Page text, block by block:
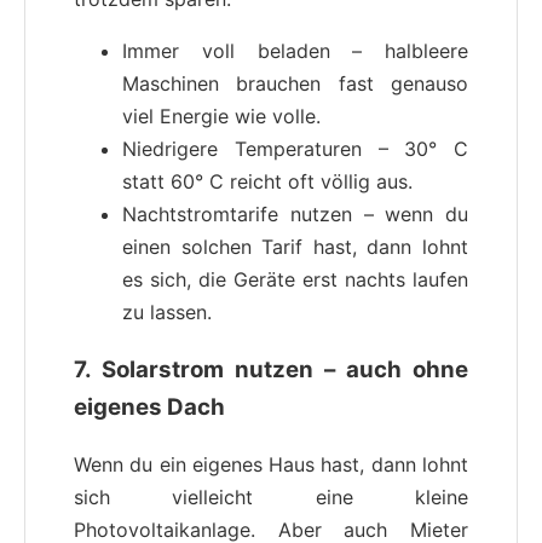
Immer voll beladen – halbleere
Maschinen brauchen fast genauso
viel Energie wie volle.
Niedrigere Temperaturen – 30° C
statt 60° C reicht oft völlig aus.
Nachtstromtarife nutzen – wenn du
einen solchen Tarif hast, dann lohnt
es sich, die Geräte erst nachts laufen
zu lassen.
7. Solarstrom nutzen – auch ohne
eigenes Dach
Wenn du ein eigenes Haus hast, dann lohnt
sich vielleicht eine kleine
Photovoltaikanlage. Aber auch Mieter